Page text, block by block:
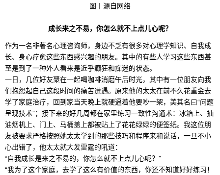
图丨源自网络
成长来之不易，你怎么就不上点儿心呢？
作为一名非著名心理咨询师，身边不乏有很多对心理学知识、自我成
长、身心疗愈这些东西感兴趣的朋友。其中的有些人学习这些东西甚
至是到了一种外人看来是近乎癫狂和痴迷的状态。
一日，几位好友聚在一起喝咖啡消磨午后时光，其中有一位朋友向我
们抱怨起自己这段时间的痛苦遭遇。原来他的太太在前不久花重金去
学了家庭治疗，回到家当天晚上就硬逼着他要吵一架，美其名曰“问题
呈现技术”；接下来的好几周都在家里练习一致性沟通术：冰箱上、抽
油烟机上、门上、马桶盖上都被贴上了花花绿绿的便签纸。我这位朋
友被要求严格按照她太太学到的那些技巧和程序来和说话，一旦不小
心出错了，他太太就大发雷霆的吼道：
“自我成长是来之不易的，你怎么就不上点儿心呢？”
“我为了这个家庭，去学了这么有价值的东西，你还不知道好好练习！